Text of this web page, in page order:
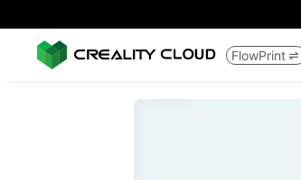
FlowPrint 